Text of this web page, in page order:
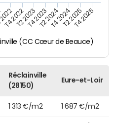
(CC Cœur de Beauce)
T4 2022T2 2023T4 2023T2 2024T4 2024T2 2025T4 2025
Réclainville
(28150)
Eure-et-Loir
1 313 €/m2 1 687 €/m2